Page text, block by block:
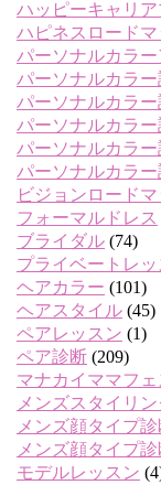
ハッピーキャリ
ハピネスロード
パーソナルカラ
パーソナルカラ
パーソナルカラ
パーソナルカラ
パーソナルカラ
パーソナルカラ
ビジョンロード
フォーマルドレス
ブライダル (74)
プライベートレッ
ヘアカラー (101)
ヘアスタイル (45)
ペアレッスン (1)
ペア診断 (209)
マナカイママフェ
メンズスタイリ
メンズ顔タイプ
メンズ顔タイプ
モデルレッスン